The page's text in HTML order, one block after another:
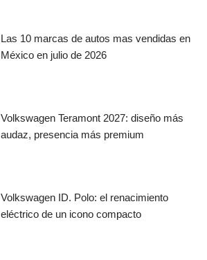
Las 10 marcas de autos mas vendidas en
México en julio de 2026
Volkswagen Teramont 2027: diseño más
audaz, presencia más premium
Volkswagen ID. Polo: el renacimiento
eléctrico de un icono compacto